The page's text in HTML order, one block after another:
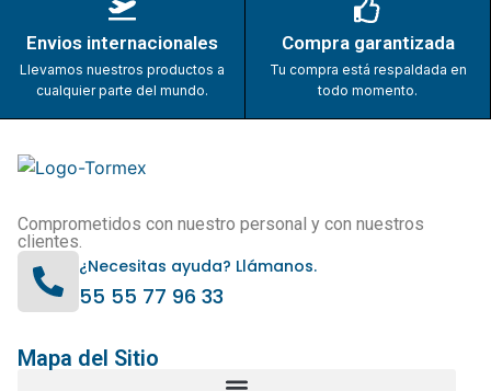
Envios internacionales
Llevamos nuestros productos a
cualquier parte del mundo.
Compra garantizada
Tu compra está respaldada en
todo momento.
Comprometidos con nuestro personal y con nuestros
clientes.
¿Necesitas ayuda? Llámanos.
55 55 77 96 33
Mapa del Sitio